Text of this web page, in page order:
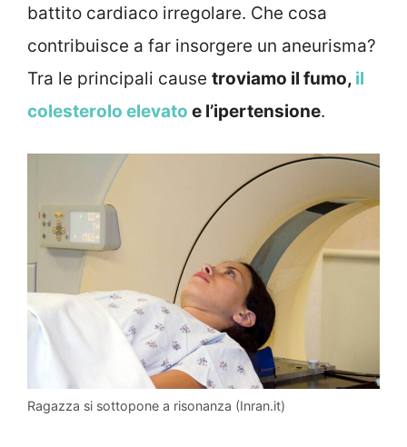
battito cardiaco irregolare. Che cosa
contribuisce a far insorgere un aneurisma?
Tra le principali cause troviamo il fumo, il
colesterolo elevato e l’ipertensione.
Ragazza si sottopone a risonanza (Inran.it)